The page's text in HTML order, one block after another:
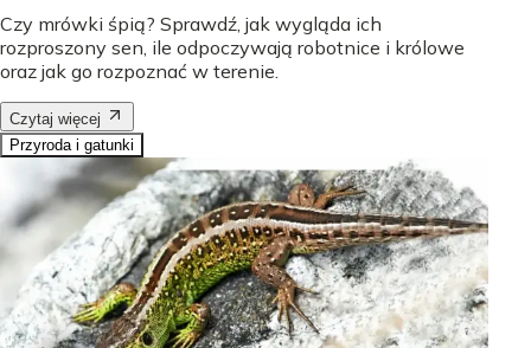
Czy mrówki śpią? Sprawdź, jak wygląda ich
rozproszony sen, ile odpoczywają robotnice i królowe
oraz jak go rozpoznać w terenie.
Czytaj więcej
Przyroda i gatunki